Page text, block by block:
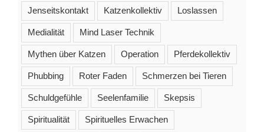
Jenseitskontakt Katzenkollektiv Loslassen
Medialität Mind Laser Technik
Mythen über Katzen Operation Pferdekollektiv
Phubbing Roter Faden Schmerzen bei Tieren
Schuldgefühle Seelenfamilie Skepsis
Spiritualität Spirituelles Erwachen